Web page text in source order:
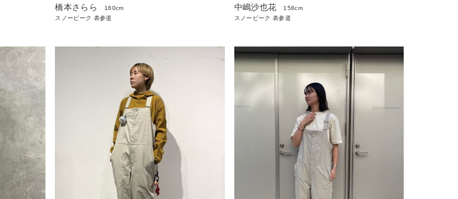
橋本さらら
160cm
スノーピーク 表参道
中嶋沙也花
158cm
スノーピーク 表参道